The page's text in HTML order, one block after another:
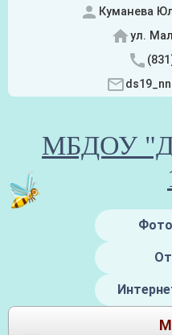
Куманева
ул.
МБДОУ